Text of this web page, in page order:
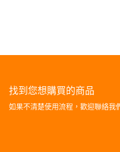
找到您想購買的商品
如果不清楚使用流程，歡迎聯絡我